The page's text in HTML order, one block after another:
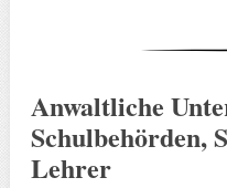
Anwaltliche
Schulbehörden,
Lehrer